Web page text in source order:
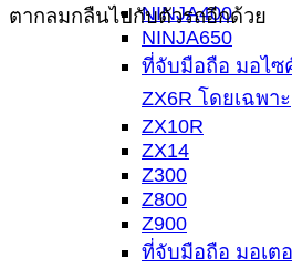
NINJA400
NINJA650
ที่จับมือถือ มอไซ
ZX6R โดยเฉพาะ
ZX10R
ZX14
Z300
Z800
Z900
ที่จับมือถือ มอเต
ตากลมกลืนไปกับตัวรถอีกด้วย